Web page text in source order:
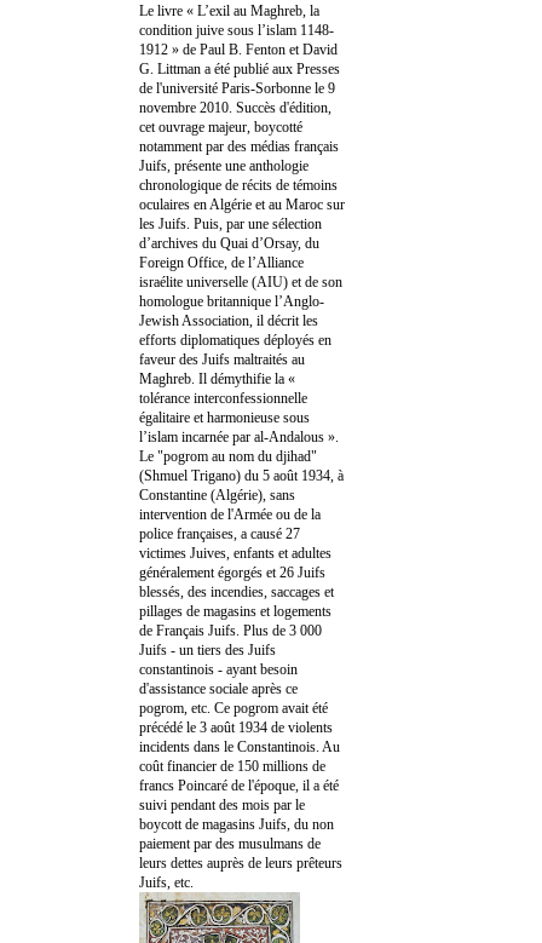
Le livre « L’exil au Maghreb, la
condition juive sous l’islam 1148-
1912 » de Paul B. Fenton et David
G. Littman a été publié aux Presses
de l'université Paris-Sorbonne le 9
novembre 2010. Succès d'édition,
cet ouvrage majeur, boycotté
notamment par des médias français
Juifs, présente une anthologie
chronologique de récits de témoins
oculaires en Algérie et au Maroc sur
les Juifs. Puis, par une sélection
d’archives du Quai d’Orsay, du
Foreign Office, de l’Alliance
israélite universelle (AIU) et de son
homologue britannique l’Anglo-
Jewish Association, il décrit les
efforts diplomatiques déployés en
faveur des Juifs maltraités au
Maghreb. Il démythifie la «
tolérance interconfessionnelle
égalitaire et harmonieuse sous
l’islam incarnée par al-Andalous ».
Le "pogrom au nom du djihad"
(Shmuel Trigano) du 5 août 1934, à
Constantine (Algérie), sans
intervention de l'Armée ou de la
police françaises, a causé 27
victimes Juives, enfants et adultes
généralement égorgés et 26 Juifs
blessés, des incendies, saccages et
pillages de magasins et logements
de Français Juifs. Plus de 3 000
Juifs - un tiers des Juifs
constantinois - ayant besoin
d'assistance sociale après ce
pogrom, etc. Ce pogrom avait été
précédé le 3 août 1934 de violents
incidents dans le Constantinois. Au
coût financier de 150 millions de
francs Poincaré de l'époque, il a été
suivi pendant des mois par le
boycott de magasins Juifs, du non
paiement par des musulmans de
leurs dettes auprès de leurs prêteurs
Juifs, etc.